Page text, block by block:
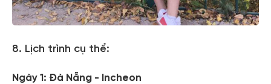
8. Lịch trình cụ thể:
Ngày 1: Đà Nẵng - Incheon